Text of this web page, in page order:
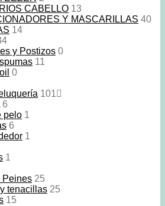
CABELLO 13
Y MASCARILLAS 40
14
y Postizos 0
11
0
101
6
pelo 1
6
1
1
Peines 25
tenacillas 25
15